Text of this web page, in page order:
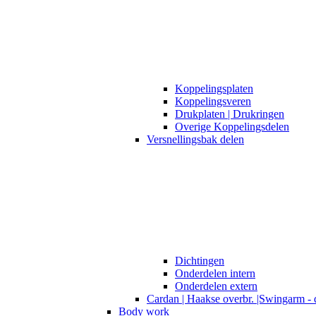
Koppelingsplaten
Koppelingsveren
Drukplaten | Drukringen
Overige Koppelingsdelen
Versnellingsbak delen
Dichtingen
Onderdelen intern
Onderdelen extern
Cardan | Haakse overbr. |Swingarm -
Body work